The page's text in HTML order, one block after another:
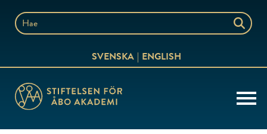
sisältöön
Hae
SVENSKA ENGLISH